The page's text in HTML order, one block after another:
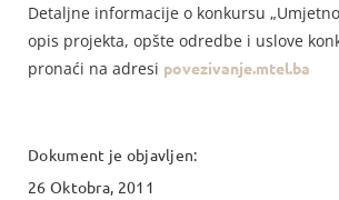
Detaljne informacije o konkursu
opis projekta, opšte odredbe i uslove
pronaći na adresi povezivanje.mtel.ba
Dokument je objavljen:
26 Oktobra, 2011